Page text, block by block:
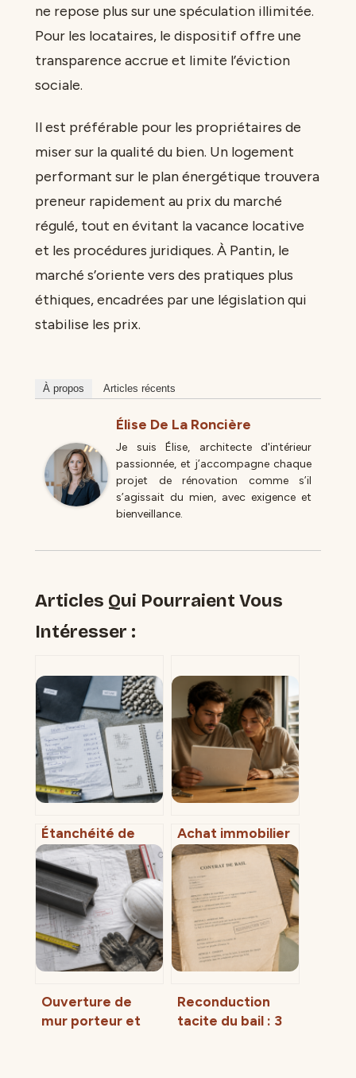
ne repose plus sur une spéculation illimitée.
Pour les locataires, le dispositif offre une
transparence accrue et limite l’éviction
sociale.
Il est préférable pour les propriétaires de
miser sur la qualité du bien. Un logement
performant sur le plan énergétique trouvera
preneur rapidement au prix du marché
régulé, tout en évitant la vacance locative
et les procédures juridiques. À Pantin, le
marché s’oriente vers des pratiques plus
éthiques, encadrées par une législation qui
stabilise les prix.
À propos Articles récents
Élise De La Roncière
Je suis Élise, architecte d'intérieur
passionnée, et j’accompagne chaque
projet de rénovation comme s’il
s’agissait du mien, avec exigence et
bienveillance.
Articles Qui Pourraient Vous
Intéresser :
Étanchéité de
toit terrasse : prix
au m2, matériaux
et facteurs de
coût
Achat immobilier
en PACS : 3
régimes pour
protéger votre
patrimoine et
votre partenaire
Ouverture de
mur porteur et
Reconduction
tacite du bail : 3